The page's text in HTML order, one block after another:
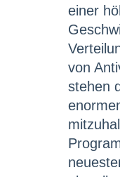
einer
von
stehen